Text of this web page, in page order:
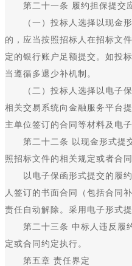
第二十一条 履约担保提交应
（一）投标人选择以现金形
的，应当按照招标人在招标文
定的银行账户足额提交。如投
当遵循多退少补机制。
（二）投标人选择以电子保
相关交易系统向金融服务平台
主单位签订的合同等材料及电
第二十二条 以现金形式提交
照招标文件的相关规定或者合同
以电子保函形式提交的履约
人签订的书面合同（包括合同
责任自动解除。采用电子形式
第二十三条 中标人违反履约
定或合同约定执行。
第五章 责任界定